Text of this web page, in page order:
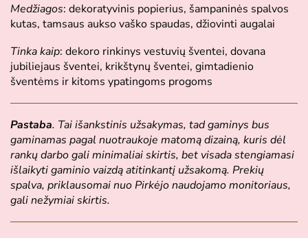
Medžiagos: dekoratyvinis popierius, šampaninės spalvos
kutas, tamsaus aukso vaško spaudas, džiovinti augalai
Tinka kaip: dekoro rinkinys vestuvių šventei, dovana
jubiliejaus šventei, krikštynų šventei, gimtadienio
šventėms ir kitoms ypatingoms progoms
Pastaba. Tai išankstinis užsakymas, tad gaminys bus
gaminamas pagal nuotraukoje matomą dizainą, kuris dėl
rankų darbo gali minimaliai skirtis, bet visada stengiamasi
išlaikyti gaminio vaizdą atitinkantį užsakomą. Prekių
spalva, priklausomai nuo Pirkėjo naudojamo monitoriaus,
gali nežymiai skirtis.